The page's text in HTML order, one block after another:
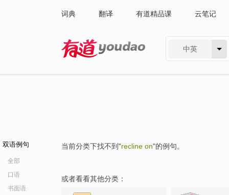
词典 翻译 有道精品课 云笔记
中英
双语例句
全部
口语
书面语
当前分类下找不到"recline on"的例句。
或者看看其他分类：